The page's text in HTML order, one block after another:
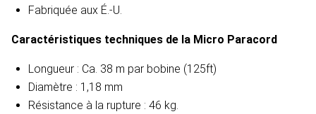
Fabriquée aux É.-U.
Caractéristiques techniques de la Micro Paracord
Longueur : Ca. 38 m par bobine (125ft)
Diamètre : 1,18 mm
Résistance à la rupture : 46 kg.